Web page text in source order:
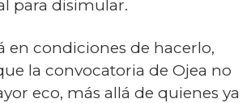
para disimular.
en condiciones de hacerlo,
la convocatoria de Ojea no
eco, más allá de quienes ya